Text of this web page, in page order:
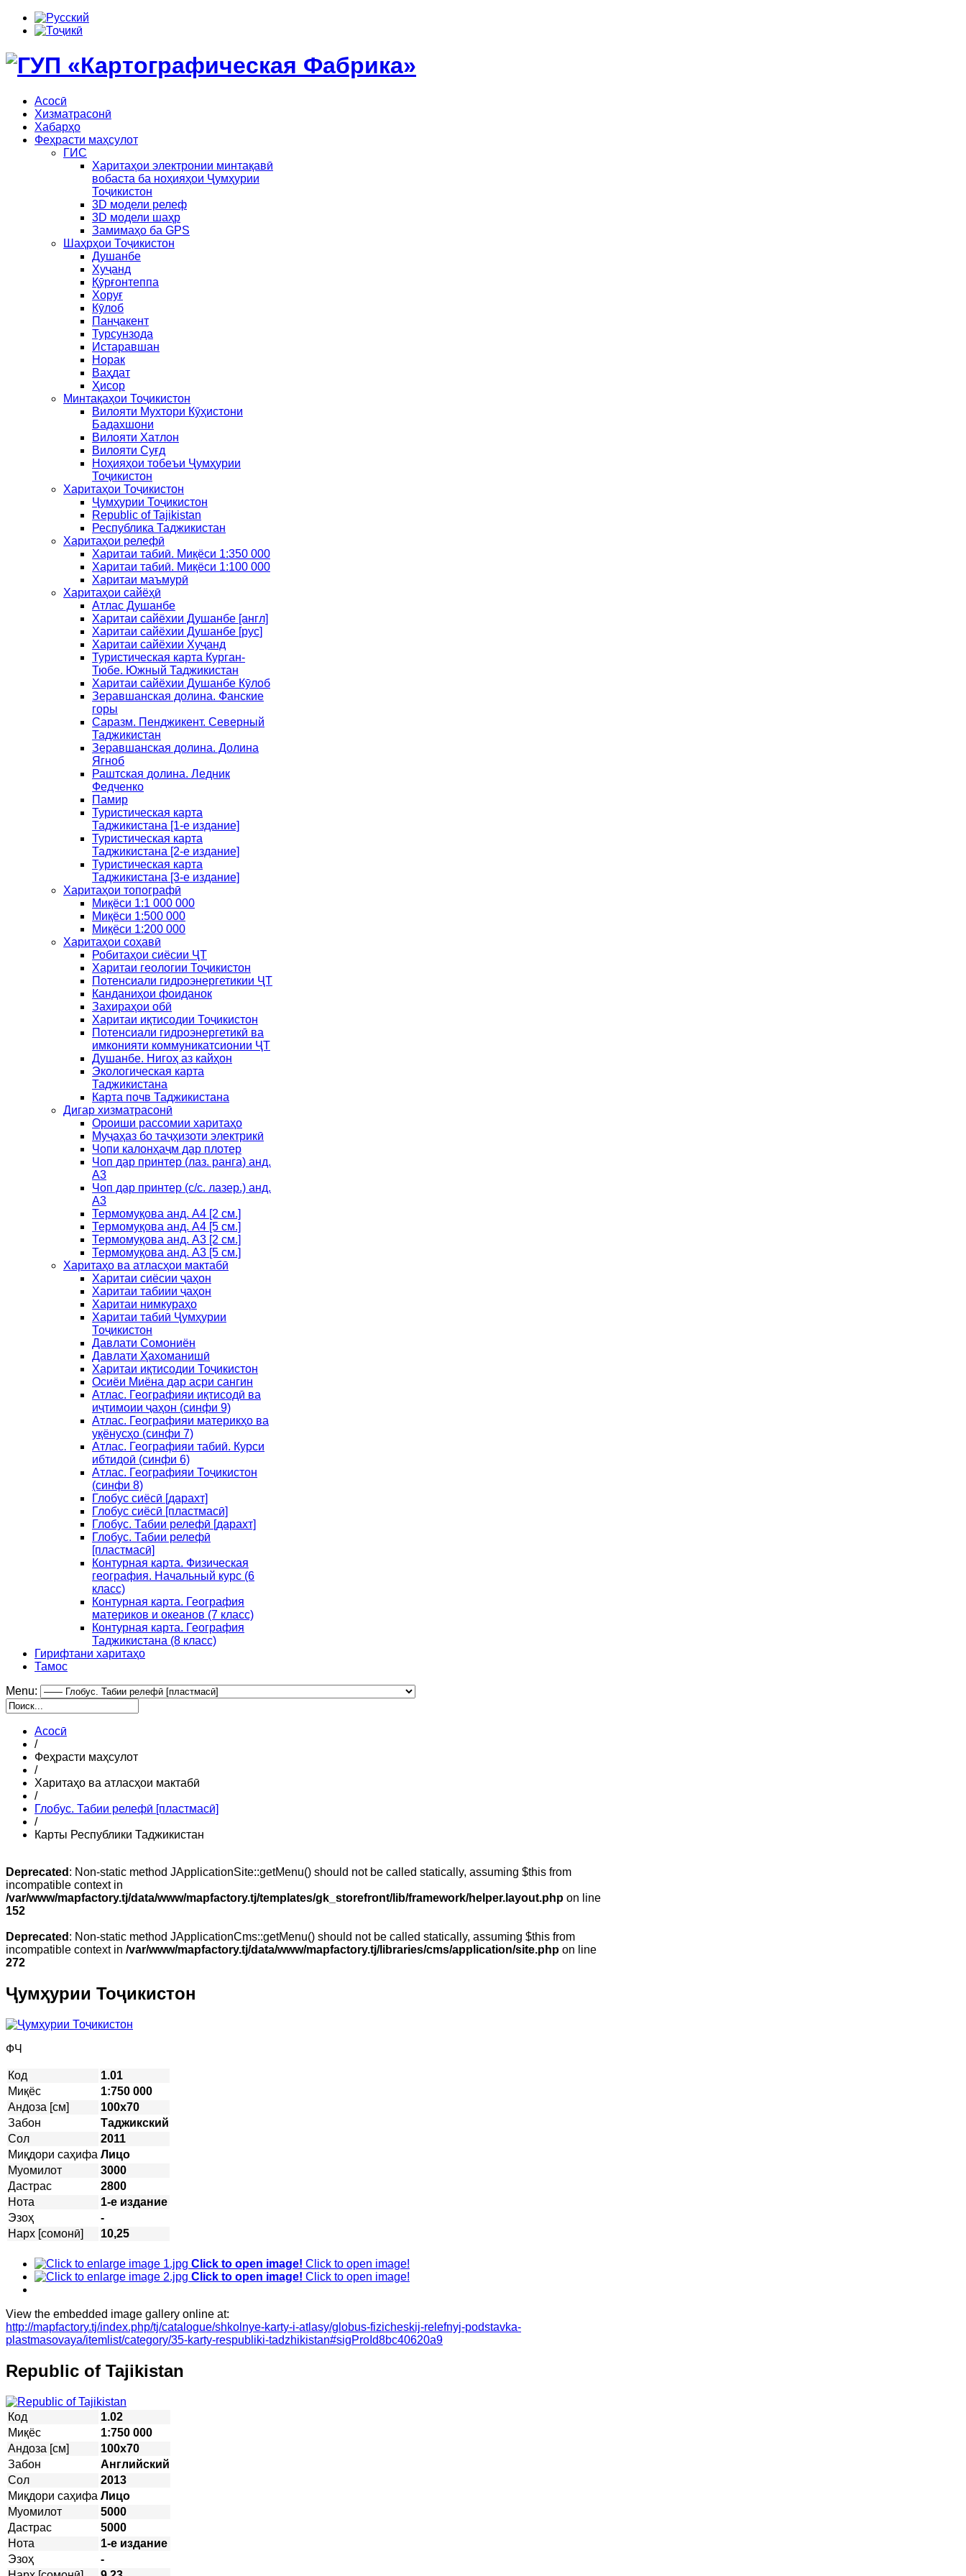
Асосӣ
Хизматрасонӣ
Хабарҳо
Феҳрасти маҳсулот
ГИС
Харитаҳои электронии минтақавӣ
вобаста ба ноҳияҳои Ҷумҳурии
Тоҷикистон
3D модели релеф
3D модели шаҳр
Замимаҳо ба GPS
Шаҳрҳои Тоҷикистон
Душанбе
Хуҷанд
Қӯрғонтеппа
Хоруғ
Кӯлоб
Панҷакент
Турсунзода
Истаравшан
Норак
Ваҳдат
Ҳисор
Минтақаҳои Тоҷикистон
Вилояти Мухтори Кӯҳистони
Бадахшони
Вилояти Хатлон
Вилояти Суғд
Ноҳияҳои тобеъи Ҷумҳурии
Тоҷикистон
Харитаҳои Тоҷикистон
Ҷумҳурии Тоҷикистон
Republic of Tajikistan
Республика Таджикистан
Харитаҳои релефӣ
Харитаи табиӣ. Миқёси 1:350 000
Харитаи табиӣ. Миқёси 1:100 000
Харитаи маъмурӣ
Харитаҳои сайёҳӣ
Атлас Душанбе
Харитаи сайёхии Душанбе [англ]
Харитаи сайёхии Душанбе [рус]
Харитаи сайёхии Хуҷанд
Туристическая карта Курган-
Тюбе. Южный Таджикистан
Харитаи сайёхии Душанбе Кӯлоб
Зеравшанская долина. Фанские
горы
Саразм. Пенджикент. Северный
Таджикистан
Зеравшанская долина. Долина
Ягноб
Раштская долина. Ледник
Федченко
Памир
Туристическая карта
Таджикистана [1-е издание]
Туристическая карта
Таджикистана [2-е издание]
Туристическая карта
Таджикистана [3-е издание]
Харитаҳои топографӣ
Миқёси 1:1 000 000
Миқёси 1:500 000
Миқёси 1:200 000
Харитаҳои соҳавӣ
Робитаҳои сиёсии ҶТ
Харитаи геологии Тоҷикистон
Потенсиали гидроэнергетикии ҶТ
Канданиҳои фоиданок
Захираҳои обӣ
Харитаи иқтисодии Тоҷикистон
Потенсиали гидроэнергетикӣ ва
имконияти коммуникатсионии ҶТ
Душанбе. Нигоҳ аз кайҳон
Экологическая карта
Таджикистана
Карта почв Таджикистана
Дигар хизматрасонӣ
Ороиши рассомии харитаҳо
Муҷаҳаз бо таҷҳизоти электрикӣ
Чопи калонҳаҷм дар плотер
Чоп дар принтер (лаз. ранга) анд.
А3
Чоп дар принтер (с/с. лазер.) анд.
А3
Термомуқова анд. А4 [2 см.]
Термомуқова анд. А4 [5 см.]
Термомуқова анд. А3 [2 см.]
Термомуқова анд. А3 [5 см.]
Харитаҳо ва атласҳои мактабӣ
Харитаи сиёсии ҷаҳон
Харитаи табиии ҷаҳон
Харитаи нимкураҳо
Харитаи табиӣ Ҷумҳурии
Тоҷикистон
Давлати Сомониён
Давлати Ҳахоманишӣ
Харитаи иқтисодии Тоҷикистон
Осиёи Миёна дар асри сангин
Атлас. Географияи иқтисодӣ ва
иҷтимоии ҷаҳон (синфи 9)
Атлас. Географияи материкҳо ва
уқёнусҳо (синфи 7)
Атлас. Географияи табиӣ. Курси
ибтидоӣ (синфи 6)
Атлас. Географияи Тоҷикистон
(синфи 8)
Глобус сиёсӣ [дарахт]
Глобус сиёсӣ [пластмасӣ]
Глобус. Табии релефӣ [дарахт]
Глобус. Табии релефӣ
[пластмасӣ]
Контурная карта. Физическая
география. Начальный курс (6
класс)
Контурная карта. География
материков и океанов (7 класс)
Контурная карта. География
Таджикистана (8 класс)
Гирифтани харитаҳо
Тамос
Menu:
Асосӣ
/
Феҳрасти маҳсулот
/
Харитаҳо ва атласҳои мактабӣ
/
Глобус. Табии релефӣ [пластмасӣ]
/
Карты Республики Таджикистан
Deprecated : Non-static method JApplicationSite::getMenu() should not be called statically, assuming $this from
incompatible context in
/var/www/mapfactory.tj/data/www/mapfactory.tj/templates/gk_storefront/lib/framework/helper.layout.php on line
152
Deprecated : Non-static method JApplicationCms::getMenu() should not be called statically, assuming $this from
incompatible context in /var/www/mapfactory.tj/data/www/mapfactory.tj/libraries/cms/application/site.php on line
272
Ҷумҳурии Тоҷикистон
ФЧ
Код
1.01
Миқёс
1:750 000
Андоза [см]
100х70
Забон
Таджикский
Сол
2011
Миқдори саҳифа Лицо
Муомилот
3000
Дастрас
2800
Нота
1-е издание
Эзоҳ
-
Нарх [сомонӣ]
10,25
Click to open image! Click to open image!
Click to open image! Click to open image!
View the embedded image gallery online at:
http://mapfactory.tj/index.php/tj/catalogue/shkolnye-karty-i-atlasy/globus-fizicheskij-relefnyj-podstavka-
plastmasovaya/itemlist/category/35-karty-respubliki-tadzhikistan#sigProId8bc40620a9
Republic of Tajikistan
Код
1.02
Миқёс
1:750 000
Андоза [см]
100х70
Забон
Английский
Сол
2013
Миқдори саҳифа Лицо
Муомилот
5000
Дастрас
5000
Нота
1-е издание
Эзоҳ
-